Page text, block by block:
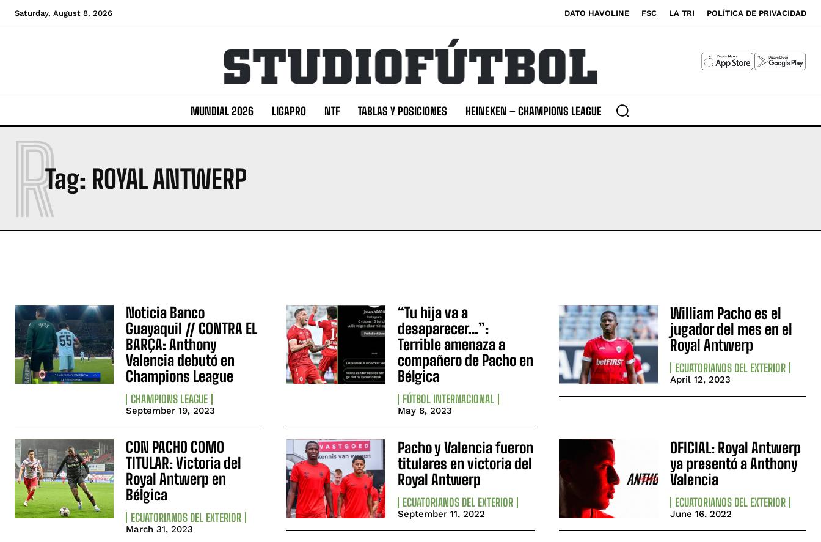
Saturday, August 8, 2026 DATO HAVOLINE FSC LA TRI POLÍTICA DE PRIVACIDAD
MUNDIAL 2026 LIGAPRO NTF TABLAS Y POSICIONES HEINEKEN – CHAMPIONS LEAGUE
Tag: ROYAL ANTWERP
R
Noticia Banco
Guayaquil // CONTRA EL
BARÇA: Anthony
Valencia debutó en
Champions League
CHAMPIONS LEAGUE
September 19, 2023
“Tu hija va a
desaparecer…”:
Terrible amenaza a
compañero de Pacho en
Bélgica
FÚTBOL INTERNACIONAL
May 8, 2023
William Pacho es el
jugador del mes en el
Royal Antwerp
ECUATORIANOS DEL EXTERIOR
April 12, 2023
CON PACHO COMO
TITULAR: Victoria del
Royal Antwerp en
Bélgica
ECUATORIANOS DEL EXTERIOR
March 31, 2023
Pacho y Valencia fueron
titulares en victoria del
Royal Antwerp
ECUATORIANOS DEL EXTERIOR
September 11, 2022
OFICIAL: Royal Antwerp
ya presentó a Anthony
Valencia
ECUATORIANOS DEL EXTERIOR
June 16, 2022